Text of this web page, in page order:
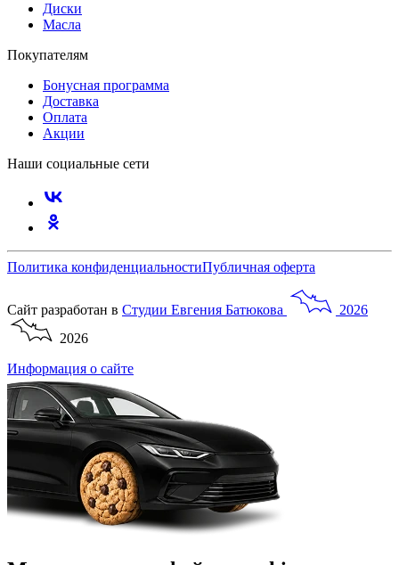
Диски
Масла
Покупателям
Бонусная программа
Доставка
Оплата
Акции
Наши социальные сети
Политика конфиденциальностиПубличная оферта
Сайт разработан в Студии Евгения Батюкова
2026
2026
Информация о сайте